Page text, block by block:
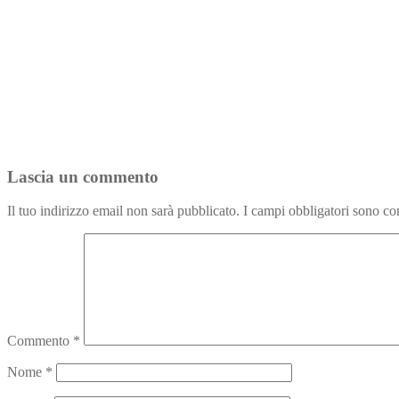
Lascia un commento
Il tuo indirizzo email non sarà pubblicato. I campi obbligatori sono
Commento *
Nome *